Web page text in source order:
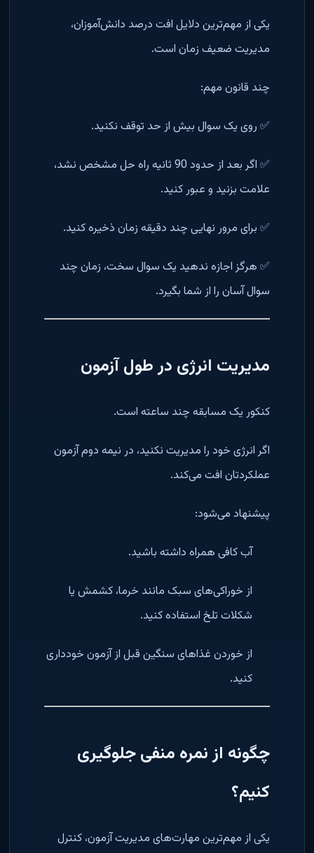
یکی از مهم‌ترین دلایل افت درصد دانش‌آموزان،
مدیریت ضعیف زمان است.
چند قانون مهم:
✅ روی یک سوال بیش از حد توقف نکنید.
✅ اگر بعد از حدود 90 ثانیه راه حل مشخص نشد،
علامت بزنید و عبور کنید.
✅ برای مرور نهایی چند دقیقه زمان ذخیره کنید.
✅ هرگز اجازه ندهید یک سوال سخت، زمان چند
سوال آسان را از شما بگیرد.
مدیریت انرژی در طول آزمون
کنکور یک مسابقه چند ساعته است.
اگر انرژی خود را مدیریت نکنید، در نیمه دوم آزمون
عملکردتان افت می‌کند.
پیشنهاد می‌شود:
آب کافی همراه داشته باشید.
از خوراکی‌های سبک مانند خرما، کشمش یا
شکلات تلخ استفاده کنید.
از خوردن غذاهای سنگین قبل از آزمون خودداری
کنید.
چگونه از نمره منفی جلوگیری
کنیم؟
یکی از مهم‌ترین مهارت‌های مدیریت آزمون، کنترل